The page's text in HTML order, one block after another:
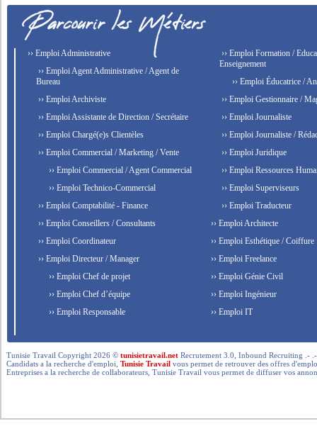
›› Emploi Administrative
›› Emploi Agent Administrative / Agent de
Bureau
›› Emploi Archiviste
›› Emploi Assistante de Direction / Secrétaire
›› Emploi Chargé(e)s Clientèles
›› Emploi Commercial / Marketing / Vente
›› Emploi Commercial / Agent Commercial
›› Emploi Technico-Commercial
›› Emploi Comptabilité - Finance
›› Emploi Conseillers / Consultants
›› Emploi Coordinateur
›› Emploi Directeur / Manager
›› Emploi Chef de projet
›› Emploi Chef d’équipe
›› Emploi Responsable
›› Emploi Formation /
Enseignement
›› Emploi Éducatrice /
›› Emploi Gestionnaire /
›› Emploi Journaliste
›› Emploi Journaliste /
›› Emploi Juridique
›› Emploi Ressources
›› Emploi Superviseurs
›› Emploi Traducteur
›› Emploi Architecte
›› Emploi Esthétique / Coiffure
›› Emploi Freelance
›› Emploi Génie Civil
›› Emploi Ingénieur
›› Emploi IT
Tunisie Travail Copyright 2026 ©tunisietravail.net Recrutement 3.0, Inbound Recruiting .-
Candidats a la recherche d'emploi,Tunisie Travail vous permet de retrouver des offres
Entreprises a la recherche de collaborateurs, Tunisie Travail vous permet de diffuser vos